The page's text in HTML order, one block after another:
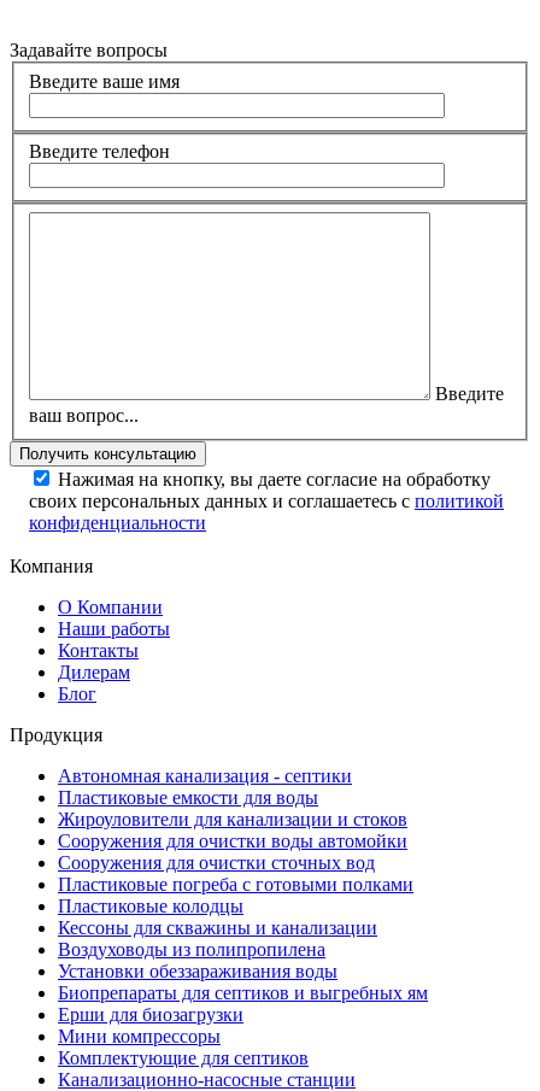
Задавайте вопросы
Введите ваше имя
Введите телефон
Введите
ваш вопрос...
Нажимая на кнопку, вы даете согласие на обработку
своих персональных данных и соглашаетесь с политикой
конфиденциальности
Компания
О Компании
Наши работы
Контакты
Дилерам
Блог
Продукция
Автономная канализация - септики
Пластиковые емкости для воды
Жироуловители для канализации и стоков
Сооружения для очистки воды автомойки
Сооружения для очистки сточных вод
Пластиковые погреба с готовыми полками
Пластиковые колодцы
Кессоны для скважины и канализации
Воздуховоды из полипропилена
Установки обеззараживания воды
Биопрепараты для септиков и выгребных ям
Ерши для биозагрузки
Мини компрессоры
Комплектующие для септиков
Канализационно-насосные станции